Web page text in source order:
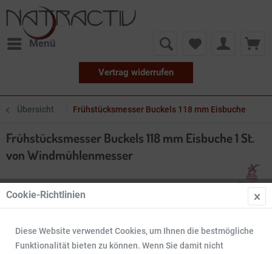
Menü
Vertrag widerrufen
Übersicht Frühstücksmesser Buckels 118 mm Eisbuche
Frühstücksmesser Buckels 118 mm Eisbuche 1 St.
von Windmühlenmesser
Cookie-Richtlinien
Diese Website verwendet Cookies, um Ihnen die bestmögliche
Funktionalität bieten zu können. Wenn Sie damit nicht